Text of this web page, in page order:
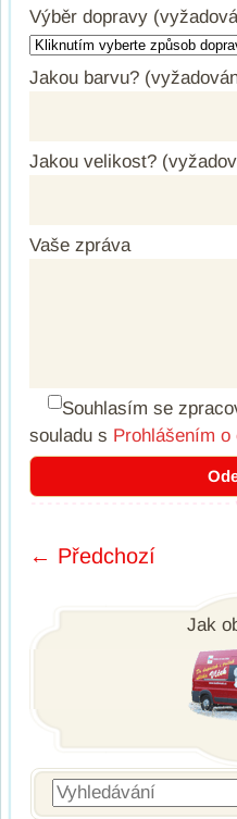
Výběr dopravy
Jakou barvu?
Jakou velikost?
Vaše zpráva
Souhlasím se
souladu s Prohlášením o
← Předchozí
Jak
Vyhledávání